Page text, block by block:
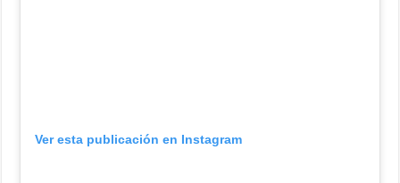
Ver esta publicación en Instagram